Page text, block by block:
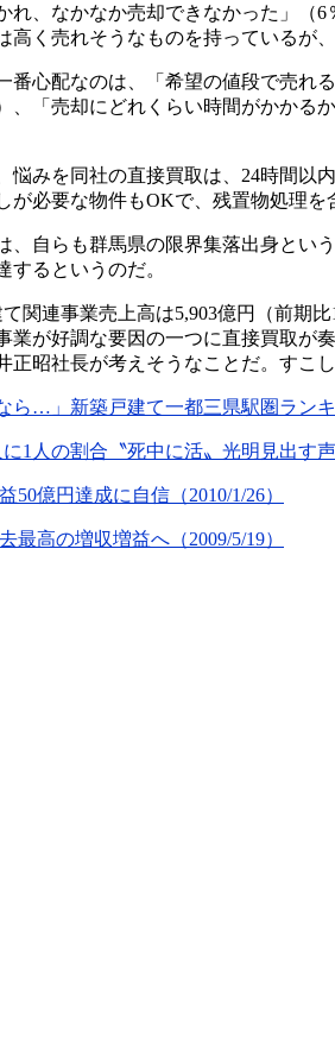
れ、なかなか売却できなかった」
く売れそうなものを持っているが
心配なのは、「希望の値段で売れ
、「売却にどれくらい時間がかか
みを同社の直接買取は、24時間以
必要な物件もOKで、残置物処理
自らも群馬県の限界集落出身とい
するというのだ。
関連事業売上高は5,903億円（前期
業が好調な要因の一つに直接買取
正昭社長が考えそうなことだ。すこ
…」新築戸建て一都三県駅圏ランキ
1人の割合〝死中に活〟光明見出す声
億円達成に自信（2010/1/26）
高の増収増益へ（2009/5/19）